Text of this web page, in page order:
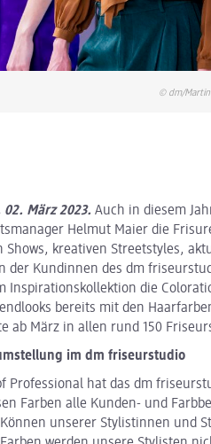
© dm/Martin
März 2023. Auch in diesem
Helmut Maier die
Shows, kreativen Streetstyles,
der Kundinnen des dm
Inspirationskollektion die
bereits mit den
ab März in allen rund 150
im dm friseurstudio
Professional hat das dm
Farben alle Kunden- und
unserer Stylistinnen und